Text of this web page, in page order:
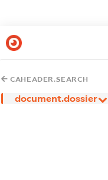
CAHEADER.SEARCH
document.dossier